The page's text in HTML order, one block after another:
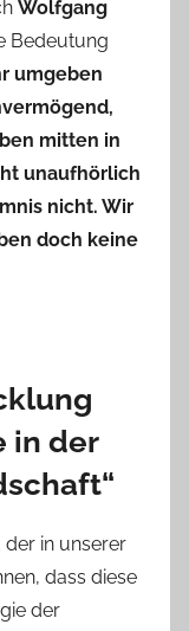
Wolfgang
Bedeutung
umgeben
mitten in
unaufhörlich
nicht. Wir
doch keine
in der
der in unserer
dass diese
der